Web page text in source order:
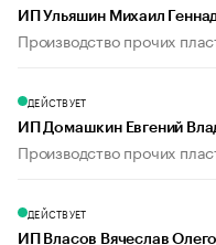
ИП Ульяшин Михаил
Производство прочих
ДЕЙСТВУЕТ
ИП Домашкин Евгений
Производство прочих
ДЕЙСТВУЕТ
ИП Власов Вячеслав